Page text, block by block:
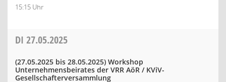
15:15 Uhr
DI 27.05.2025
(27.05.2025 bis 28.05.2025) Workshop
Unternehmensbeirates der VRR AöR / KViV-
Gesellschafterversammlung